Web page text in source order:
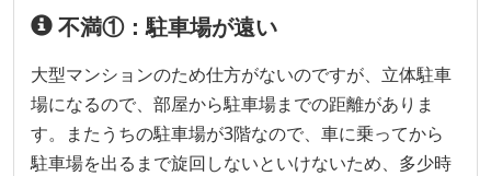
不満①：駐車場が遠い
大型マンションのため仕方がないのですが、立体駐車
場になるので、部屋から駐車場までの距離がありま
す。またうちの駐車場が3階なので、車に乗ってから
駐車場を出るまで旋回しないといけないため、多少時